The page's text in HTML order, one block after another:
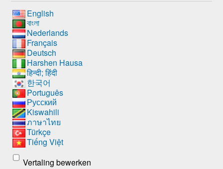
English
বাংলা
Nederlands
Français
Deutsch
Harshen Hausa
हिन्दी; हिंदी
한국어
Português
Русский
Kiswahili
ภาษาไทย
Türkçe
Tiếng Việt
Vertaling bewerken